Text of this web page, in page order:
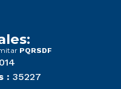
PQRSDF
: 35227